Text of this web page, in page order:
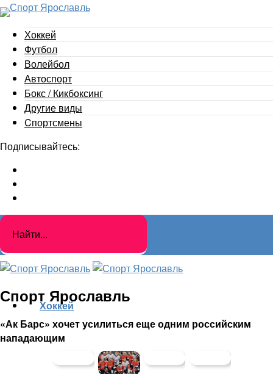
Хоккей
Футбол
Волейбол
Автоспорт
Бокс / Кикбоксинг
Другие виды
Cпортсмены
Подписывайтесь:
Спорт Ярославль
«Ак Барс» хочет усилиться еще одним российским
нападающим
Хоккей